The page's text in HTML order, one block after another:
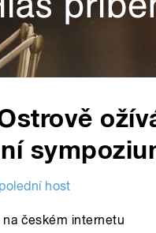
host
českém internetu